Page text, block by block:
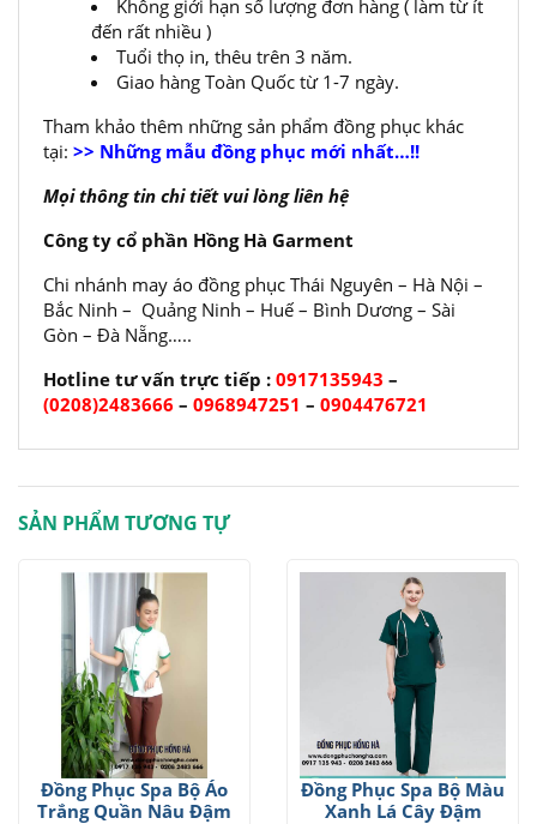
Không giới hạn số lượng đơn hàng ( làm từ ít
đến rất nhiều )
Tuổi thọ in, thêu trên 3 năm.
Giao hàng Toàn Quốc từ 1-7 ngày.
Tham khảo thêm những sản phẩm đồng phục khác
tại: >> Những mẫu đồng phục mới nhất…!!
Mọi thông tin chi tiết vui lòng liên hệ
Công ty cổ phần Hồng Hà Garment
Chi nhánh may áo đồng phục Thái Nguyên – Hà Nội –
Bắc Ninh – Quảng Ninh – Huế – Bình Dương – Sài
Gòn – Đà Nẵng…..
Hotline tư vấn trực tiếp : 0917135943 –
(0208)2483666 – 0968947251 – 0904476721
SẢN PHẨM TƯƠNG TỰ
Đồng Phục Spa Bộ Áo
Trắng Quần Nâu Đậm
Đồng Phục Spa Bộ Màu
Xanh Lá Cây Đậm